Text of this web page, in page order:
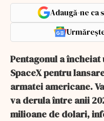
Adaugă-ne ca
Pentagonul a
SpaceX pentru
armatei americane.
va derula între anii
milioane de dolari,